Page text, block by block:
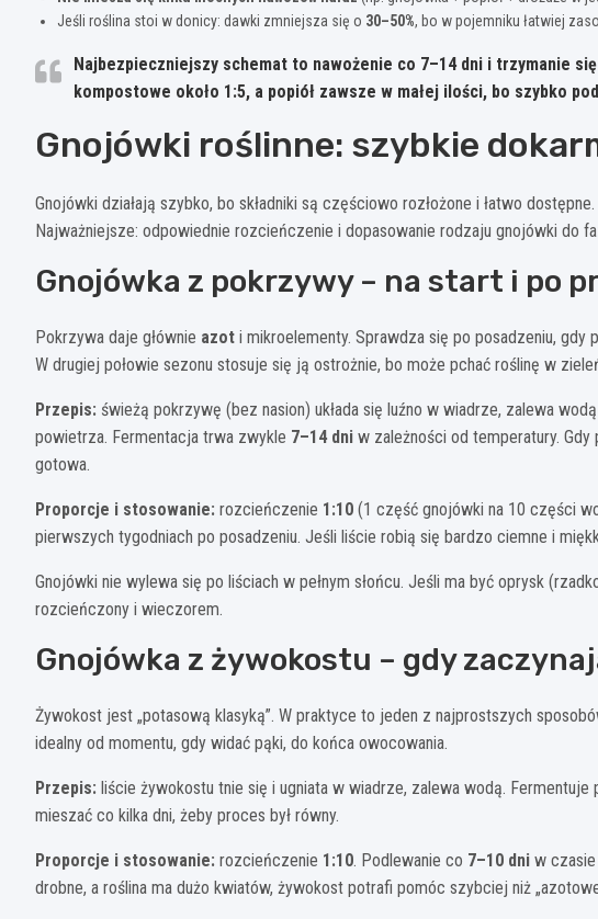
Jeśli roślina stoi w donicy: dawki zmniejsza się o 30–50%, bo w pojemniku łatwiej
Najbezpieczniejszy schemat to nawożenie co 7–14 dni i trzymanie
kompostowe około 1:5, a popiół zawsze w małej ilości, bo szybko
Gnojówki roślinne: szybkie
Gnojówki działają szybko, bo składniki są częściowo rozłożone i łatwo
Najważniejsze: odpowiednie rozcieńczenie i dopasowanie rodzaju gnojówki do
Gnojówka z pokrzywy – na start i po
Pokrzywa daje głównie azot i mikroelementy. Sprawdza się po posadzeniu,
W drugiej połowie sezonu stosuje się ją ostrożnie, bo może pchać roślinę w
Przepis: świeżą pokrzywę (bez nasion) układa się luźno w wiadrze, zalewa
powietrza. Fermentacja trwa zwykle 7–14 dni w zależności od temperatury.
gotowa.
Proporcje i stosowanie: rozcieńczenie 1:10 (1 część gnojówki na 10 części
pierwszych tygodniach po posadzeniu. Jeśli liście robią się bardzo ciemne i
Gnojówki nie wylewa się po liściach w pełnym słońcu. Jeśli ma być oprysk
rozcieńczony i wieczorem.
Gnojówka z żywokostu – gdy
Żywokost jest „potasową klasyką”. W praktyce to jeden z najprostszych
idealny od momentu, gdy widać pąki, do końca owocowania.
Przepis: liście żywokostu tnie się i ugniata w wiadrze, zalewa wodą. Fermentuje
mieszać co kilka dni, żeby proces był równy.
Proporcje i stosowanie: rozcieńczenie 1:10. Podlewanie co 7–10 dni w
drobne, a roślina ma dużo kwiatów, żywokost potrafi pomóc szybciej niż